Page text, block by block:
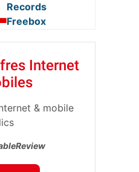
Records
Freebox
Internet
& mobile